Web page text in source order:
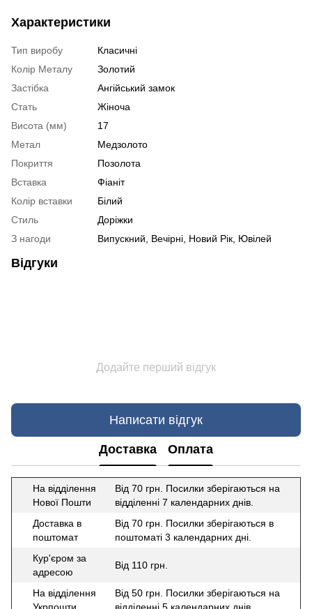
Характеристики
Тип виробу
Класичні
Колір Металу
Золотий
Застібка
Ангійський замок
Стать
Жіноча
Висота (мм)
17
Метал
Медзолото
Покриття
Позолота
Вставка
Фіаніт
Колір вставки
Білий
Стиль
Доріжки
З нагоди
Випускний, Вечірні, Новий Рік, Ювілей
Відгуки
Додайте перший відгук
Написати відгук
Доставка Оплата
На відділення
Нової Пошти
Від 70 грн. Посилки зберігаються на
відділенні 7 календарних днів.
Доставка в
поштомат
Від 70 грн. Посилки зберігаються в
поштоматі 3 календарних дні.
Кур'єром за
адресою
Від 110 грн.
На відділення
Від 50 грн. Посилки зберігаються на